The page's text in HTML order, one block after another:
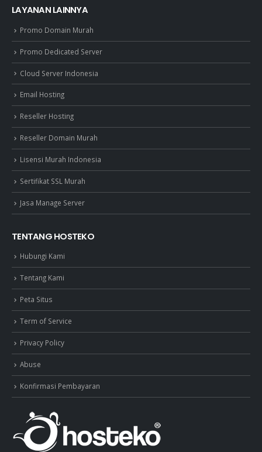
LAYANAN LAINNYA
Promo Domain Murah
Promo Dedicated Server
Cloud Server Indonesia
Email Hosting
Reseller Hosting
Reseller Domain Murah
Lisensi Murah Indonesia
Sertifikat SSL Murah
Jasa Manage Server
TENTANG HOSTEKO
Hubungi Kami
Tentang Kami
Peta Situs
Term of Service
Privacy Policy
Abuse
Konfirmasi Pembayaran